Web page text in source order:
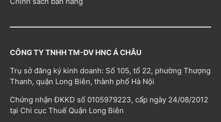
CÔNG TY TNHH TM-DV HNC Á CHÂU
Trụ sở đăng ký kinh doanh: Số 105, tổ 22, phường Thượng
Thanh, quận Long Biên, thành phố Hà Nội
Chứng nhận ĐKKD số 0105979223, cấp ngày 24/08/2012
tại Chi cục Thuế Quận Long Biên